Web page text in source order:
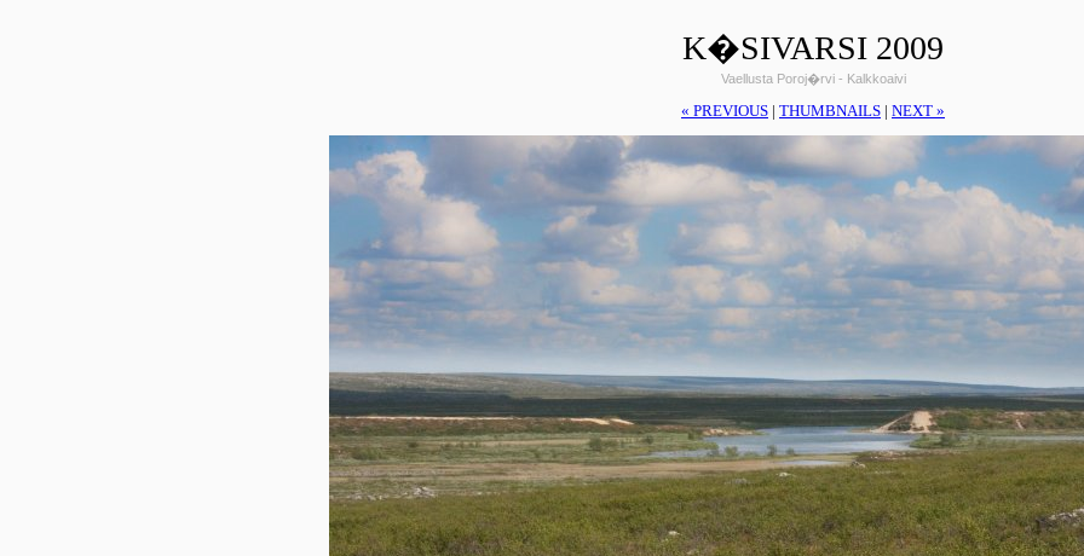
K�SIVARSI 2009
Vaellusta Poroj�rvi - Kalkkoaivi
« PREVIOUS | THUMBNAILS | NEXT »